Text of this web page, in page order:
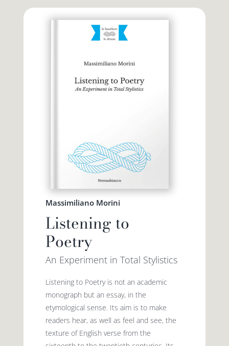
Massimiliano Morini
Listening to
Poetry
An Experiment in Total Stylistics
Listening to Poetry is not an academic
monograph but an essay, in the
etymological sense. Its aim is to make
readers hear, as well as feel and see, the
texture of English verse from the